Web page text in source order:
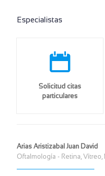
Especialistas
Solicitud citas
particulares
Arias Aristizabal Juan David
Oftalmología - Retina,